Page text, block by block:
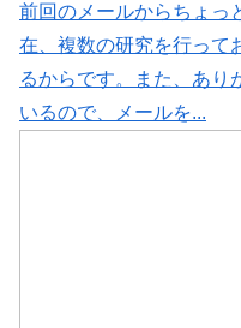
前回のメールからちょっ
在、複数の研究を行って
るからです。また、あり
いるので、メールを...